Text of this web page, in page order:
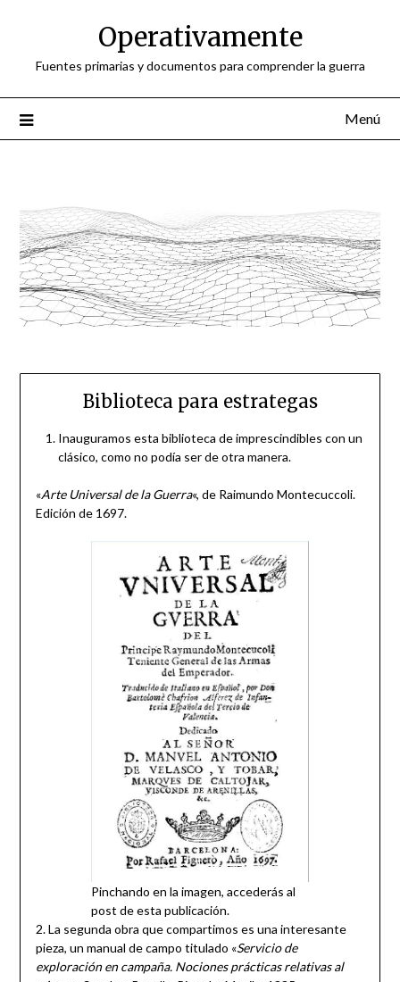
Operativamente
Fuentes primarias y documentos para comprender la guerra
Menú
Biblioteca para estrategas
Inauguramos esta biblioteca de imprescindibles con un
clásico, como no podía ser de otra manera.
«Arte Universal de la Guerra«, de Raimundo Montecuccoli.
Edición de 1697.
Pinchando en la imagen, accederás al
post de esta publicación.
2. La segunda obra que compartimos es una interesante
pieza, un manual de campo titulado «Servicio de
exploración en campaña. Nociones prácticas relativas al